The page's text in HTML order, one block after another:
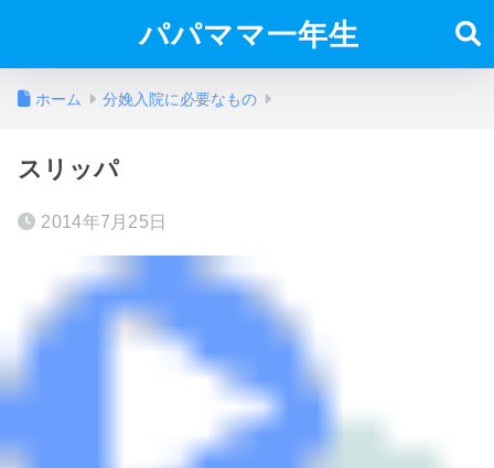
パパママ一年生
ホーム 分娩入院に必要なもの
スリッパ
2014年7月25日